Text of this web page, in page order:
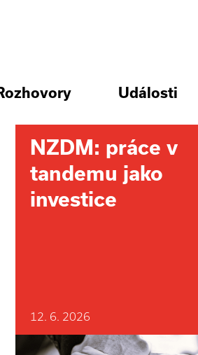
Události
NZDM: práce v
tandemu jako
investice
12. 6. 2026